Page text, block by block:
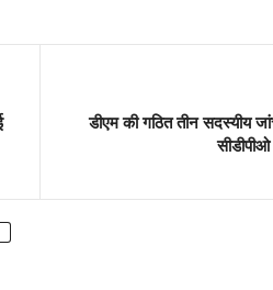
डीएम की गठित तीन सदस्यीय